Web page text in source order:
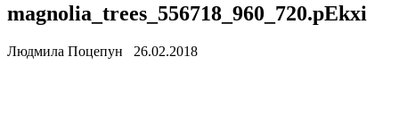
magnolia_trees_556718_960_720.pEkxi
Людмила Поцепун 26.02.2018